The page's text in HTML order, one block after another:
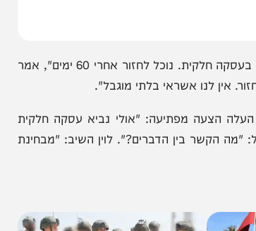
גם ראש המוסד, דדי ברנע, הביע תמיכה בעסקה חלקיות. "אני תומך בעסקה חלקית. נוכל לחזור אחרי 60 ימים", אמר
לנו אשראי בלתי מוגבל".
בין הדברים?". לוין השיב: "מבחינת